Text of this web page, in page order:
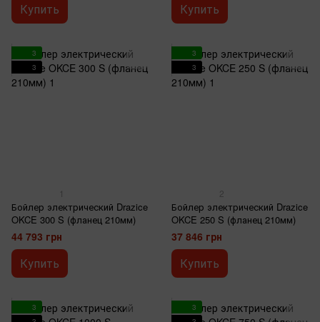
Купить Купить
3
3
1
Бойлер электрический Drazice
OKCE 300 S (фланец 210мм)
44 793 грн
Купить
3
3
2
Бойлер электрический Drazice
OKCE 250 S (фланец 210мм)
37 846 грн
Купить
3
3